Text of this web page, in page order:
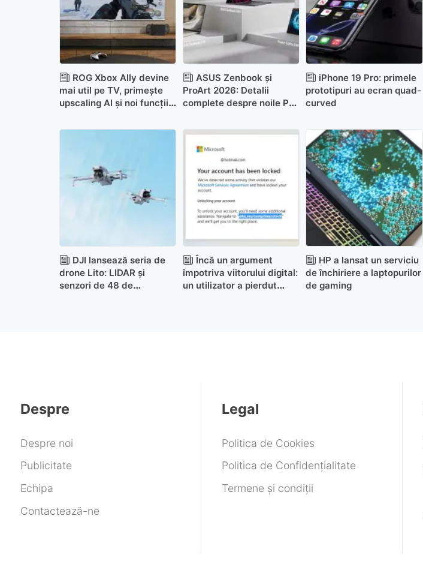
ROG Xbox Ally devine
mai util pe TV, primește
upscaling AI și noi funcții
ASUS Zenbook și
ProArt 2026: Detalii
complete despre noile PC-
exclusive
iPhone 19 Pro: primele
prototipuri au ecran quad-
curved
DJI lansează seria de
drone Lito: LIDAR și
senzori de 48 de
Încă un argument
împotriva viitorului digital:
un utilizator a pierdut
HP a lansat un serviciu
de închiriere a laptopurilor
de gaming
Despre
Despre noi
Publicitate
Echipa
Contactează-ne
Legal
Politica de Cookies
Politica de Confidențialitate
Termene și condiții